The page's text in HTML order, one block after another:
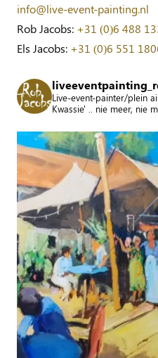
info@live-event-painting.nl
Rob Jacobs: +31 (0)6 488
Els Jacobs: +31 (0)6 551
Live-event-painter/plein
Kwassie' .. nie meer, nie